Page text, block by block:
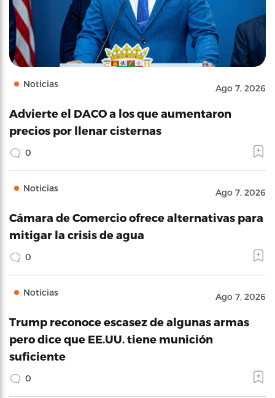
Noticias Ago 7, 2026
Advierte el DACO a los que aumentaron
precios por llenar cisternas
0
Noticias Ago 7, 2026
Cámara de Comercio ofrece alternativas para
mitigar la crisis de agua
0
Noticias Ago 7, 2026
Trump reconoce escasez de algunas armas
pero dice que EE.UU. tiene munición
suficiente
0